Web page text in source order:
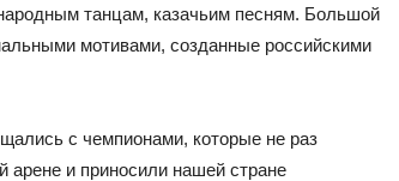
танцам, казачьим песням. Большой
мотивами, созданные российскими
с чемпионами, которые не раз
арене и приносили нашей стране